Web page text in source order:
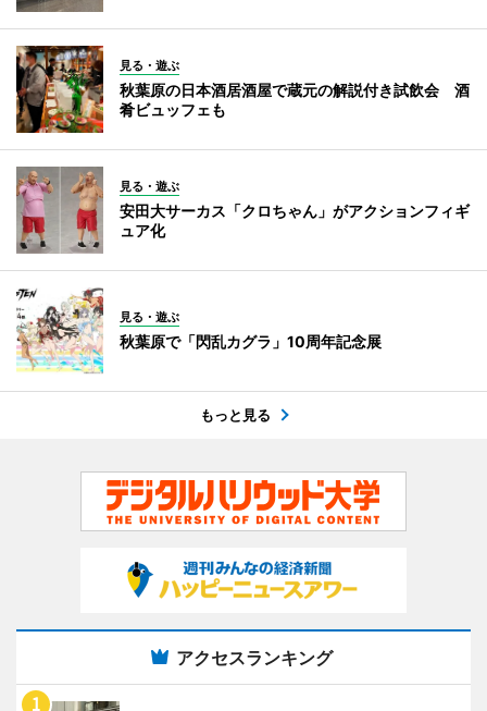
見る・遊ぶ
秋葉原の日本酒居酒屋で蔵元の解説付き試飲会 酒
肴ビュッフェも
見る・遊ぶ
安田大サーカス「クロちゃん」がアクションフィギ
ュア化
見る・遊ぶ
秋葉原で「閃乱カグラ」10周年記念展
もっと見る
アクセスランキング